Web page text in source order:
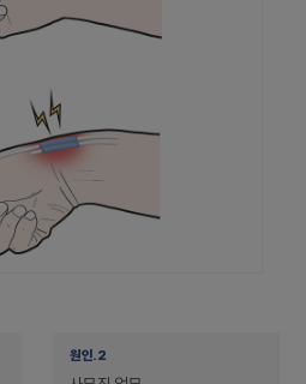
원인.2